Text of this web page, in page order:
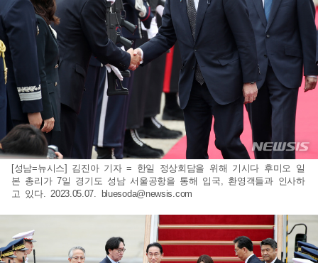
[성남=뉴시스] 김진아 기자 = 한일 정상회담을 위해 기시다 후미오 일
본 총리가 7일 경기도 성남 서울공항을 통해 입국, 환영객들과 인사하
고 있다. 2023.05.07.
bluesoda@newsis.com